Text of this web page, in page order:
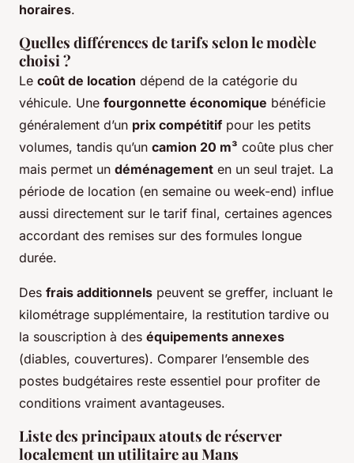
horaires.
Quelles différences de tarifs selon le modèle
choisi ?
Le coût de location dépend de la catégorie du
véhicule. Une fourgonnette économique bénéficie
généralement d’un prix compétitif pour les petits
volumes, tandis qu’un camion 20 m³ coûte plus cher
mais permet un déménagement en un seul trajet. La
période de location (en semaine ou week-end) influe
aussi directement sur le tarif final, certaines agences
accordant des remises sur des formules longue
durée.
Des frais additionnels peuvent se greffer, incluant le
kilométrage supplémentaire, la restitution tardive ou
la souscription à des équipements annexes
(diables, couvertures). Comparer l’ensemble des
postes budgétaires reste essentiel pour profiter de
conditions vraiment avantageuses.
Liste des principaux atouts de réserver
localement un utilitaire au Mans